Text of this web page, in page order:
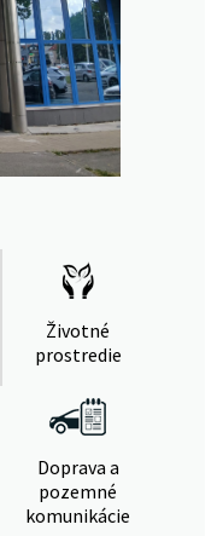
Životné
prostredie
Doprava a
pozemné
komunikácie